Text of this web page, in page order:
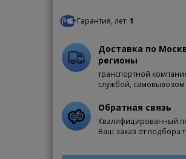
Гарантия, лет: 1
Доставка по
регионы
транспортной
службой, самовывозом
Обратная связь
Квалифицированный
Ваш заказ от подбора